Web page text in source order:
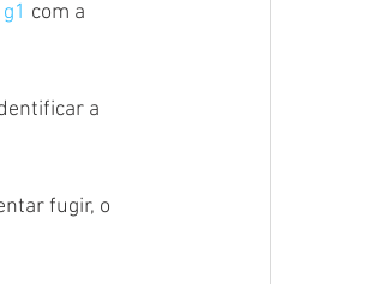
g1 com a
a
fugir, o